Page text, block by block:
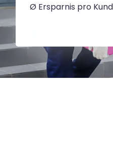
Ø Ersparnis pro